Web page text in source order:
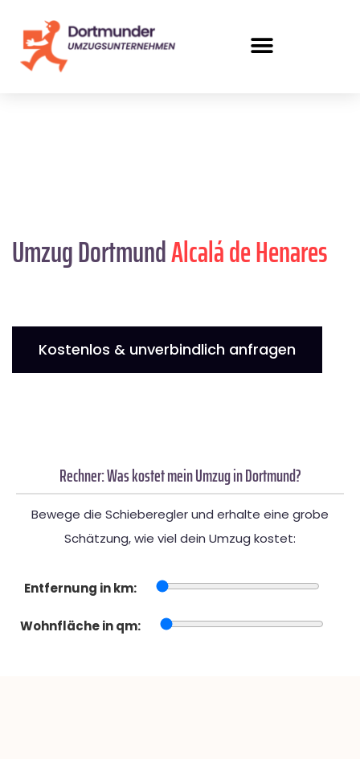
Umzug DortmundAlcalá de Henares
Kostenlos & unverbindlich anfragen
Rechner: Was kostet mein Umzug in Dortmund?
Bewege die Schieberegler und erhalte eine grobe
Schätzung, wie viel dein Umzug kostet:
Entfernung in km:
Wohnfläche in qm: